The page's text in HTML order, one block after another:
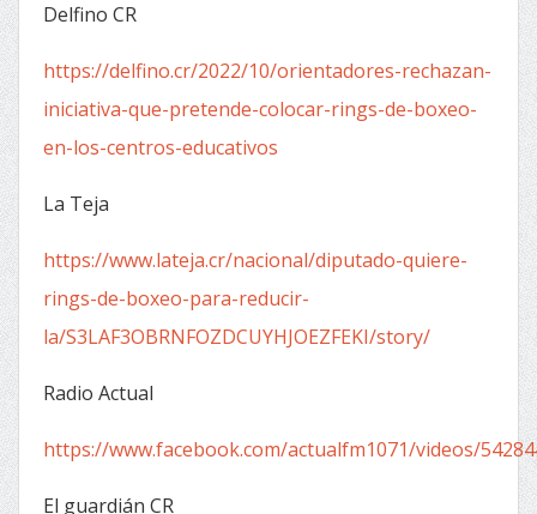
Delfino CR
https://delfino.cr/2022/10/orientadores-rechazan-
iniciativa-que-pretende-colocar-rings-de-boxeo-
en-los-centros-educativos
La Teja
https://www.lateja.cr/nacional/diputado-quiere-
rings-de-boxeo-para-reducir-
la/S3LAF3OBRNFOZDCUYHJOEZFEKI/story/
Radio Actual
https://www.facebook.com/actualfm1071/videos/
El guardián CR